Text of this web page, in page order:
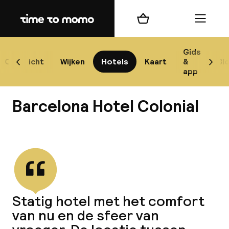
Home
Overzicht Wijken Hotels Kaart
Gids
&
app
Scroll naar links
Winkelmand Menu
Barcelona Hotel Colonial
Statig hotel met het comfort
van nu en de sfeer van